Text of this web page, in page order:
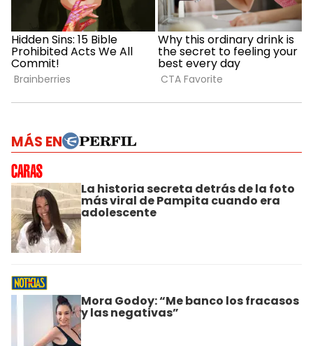
MÁS EN
La historia secreta detrás de la foto
más viral de Pampita cuando era
adolescente
Mora Godoy: “Me banco los fracasos
y las negativas”